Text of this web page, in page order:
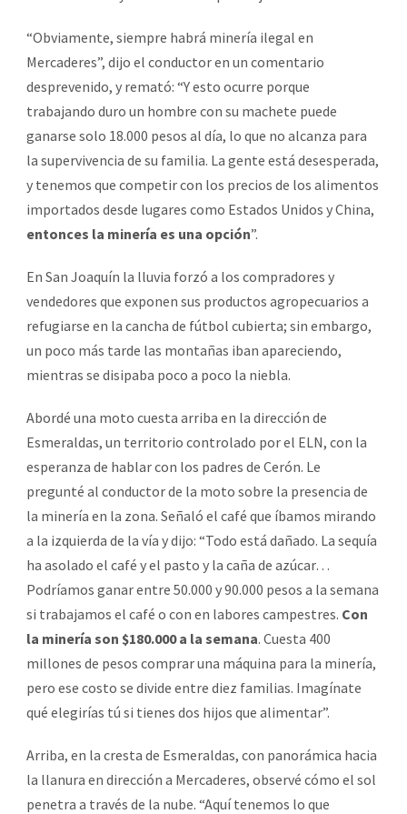
“Obviamente, siempre habrá minería ilegal en
Mercaderes”, dijo el conductor en un comentario
desprevenido, y remató: “Y esto ocurre porque
trabajando duro un hombre con su machete puede
ganarse solo 18.000 pesos al día, lo que no alcanza para
la supervivencia de su familia. La gente está desesperada,
y tenemos que competir con los precios de los alimentos
importados desde lugares como Estados Unidos y China,
entonces la minería es una opción”.
En San Joaquín la lluvia forzó a los compradores y
vendedores que exponen sus productos agropecuarios a
refugiarse en la cancha de fútbol cubierta; sin embargo,
un poco más tarde las montañas iban apareciendo,
mientras se disipaba poco a poco la niebla.
Abordé una moto cuesta arriba en la dirección de
Esmeraldas, un territorio controlado por el ELN, con la
esperanza de hablar con los padres de Cerón. Le
pregunté al conductor de la moto sobre la presencia de
la minería en la zona. Señaló el café que íbamos mirando
a la izquierda de la vía y dijo: “Todo está dañado. La sequía
ha asolado el café y el pasto y la caña de azúcar…
Podríamos ganar entre 50.000 y 90.000 pesos a la semana
si trabajamos el café o con en labores campestres. Con
la minería son $180.000 a la semana. Cuesta 400
millones de pesos comprar una máquina para la minería,
pero ese costo se divide entre diez familias. Imagínate
qué elegirías tú si tienes dos hijos que alimentar”.
Arriba, en la cresta de Esmeraldas, con panorámica hacia
la llanura en dirección a Mercaderes, observé cómo el sol
penetra a través de la nube. “Aquí tenemos lo que